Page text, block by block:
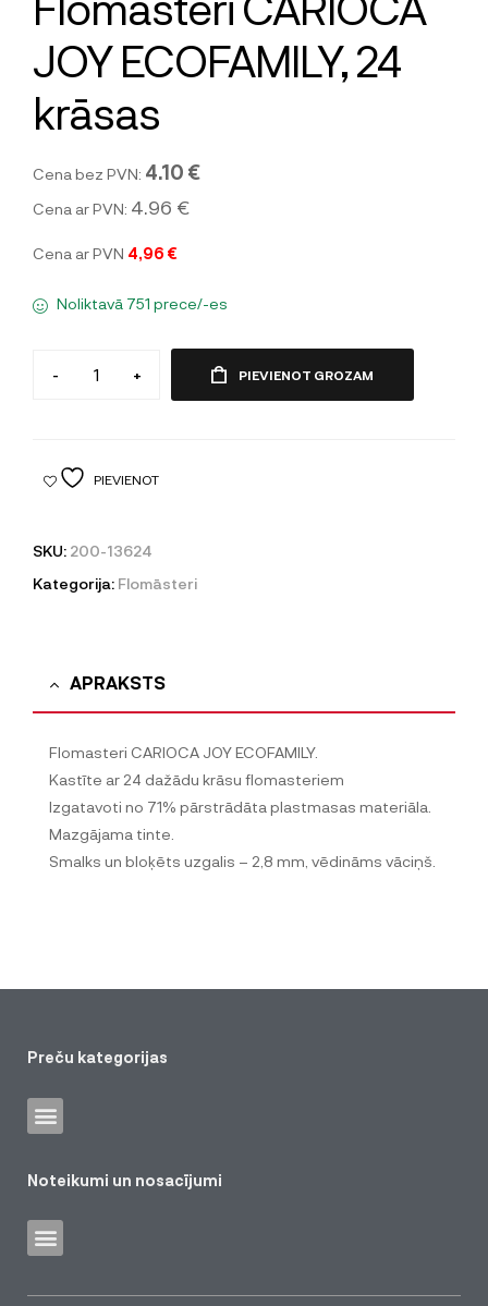
JOY ECOFAMILY, 24
krāsas
Cena bez PVN: 4.10 €
Cena ar PVN: 4.96 €
Cena ar PVN 4,96 €
Noliktavā 751 prece/-es
- + PIEVIENOT GROZAM
PIEVIENOT
SKU: 200-13624
Kategorija: Flomāsteri
APRAKSTS
Flomasteri CARIOCA JOY ECOFAMILY.
Kastīte ar 24 dažādu krāsu flomasteriem
Izgatavoti no 71% pārstrādāta plastmasas materiāla.
Mazgājama tinte.
Smalks un bloķēts uzgalis – 2,8 mm, vēdināms vāciņš.
Preču kategorijas
Noteikumi un nosacījumi